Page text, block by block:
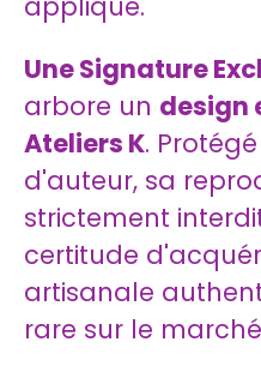
Une Signature
arbore un design
Ateliers K.
d'auteur, sa
strictement
certitude
artisanale
rare sur le